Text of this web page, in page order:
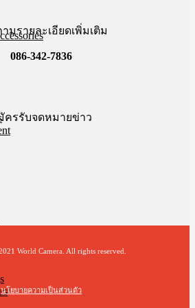
มรายละเอียดเพิ่มเติม
086-342-7836
ครรับจดหมายข่าว
World Camera. All rights reserved.
นโยบายความเป็นส่วนตัว